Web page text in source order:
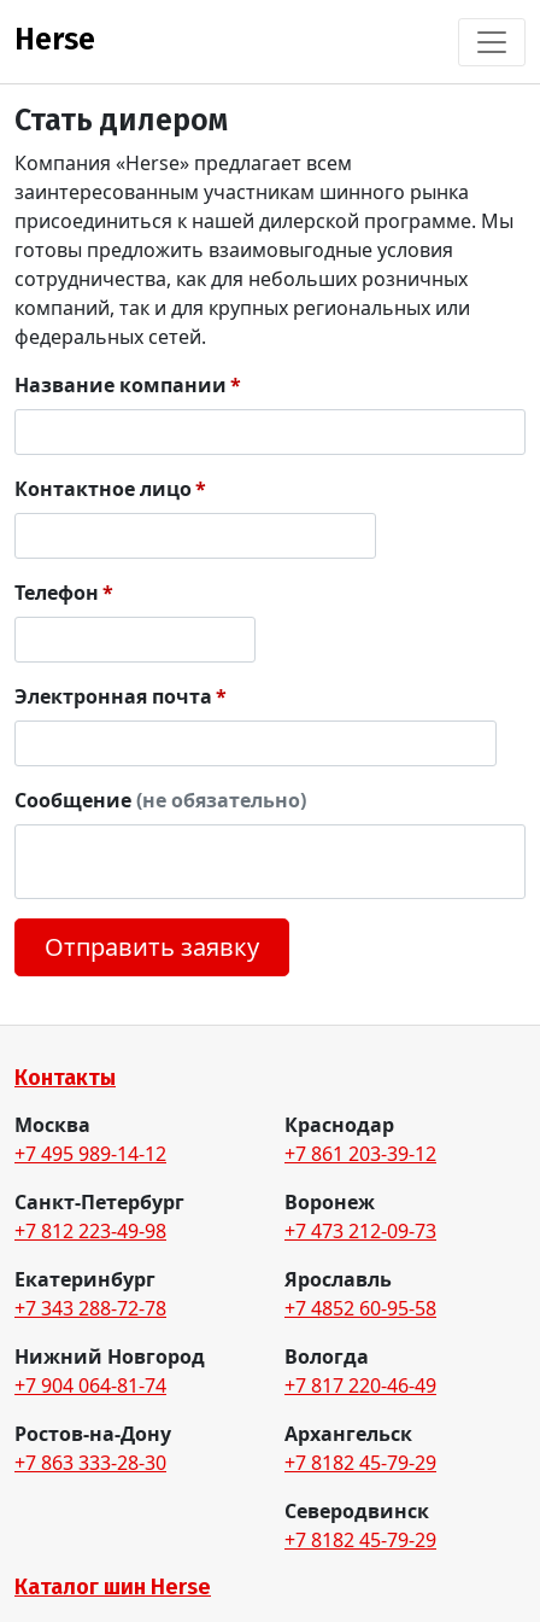
Herse
Стать дилером
Компания «Herse» предлагает всем
заинтересованным участникам шинного рынка
присоединиться к нашей дилерской программе. Мы
готовы предложить взаимовыгодные условия
сотрудничества, как для небольших розничных
компаний, так и для крупных региональных или
федеральных сетей.
Название компании
Контактное лицо
Телефон
Электронная почта
Сообщение(не обязательно)
Отправить заявку
Контакты
Москва
+7 495 989-14-12
Санкт-Петербург
+7 812 223-49-98
Екатеринбург
+7 343 288-72-78
Нижний Новгород
+7 904 064-81-74
Ростов-на-Дону
+7 863 333-28-30
Краснодар
+7 861 203-39-12
Воронеж
+7 473 212-09-73
Ярославль
+7 4852 60-95-58
Вологда
+7 817 220-46-49
Архангельск
+7 8182 45-79-29
Северодвинск
+7 8182 45-79-29
Каталог шин Herse